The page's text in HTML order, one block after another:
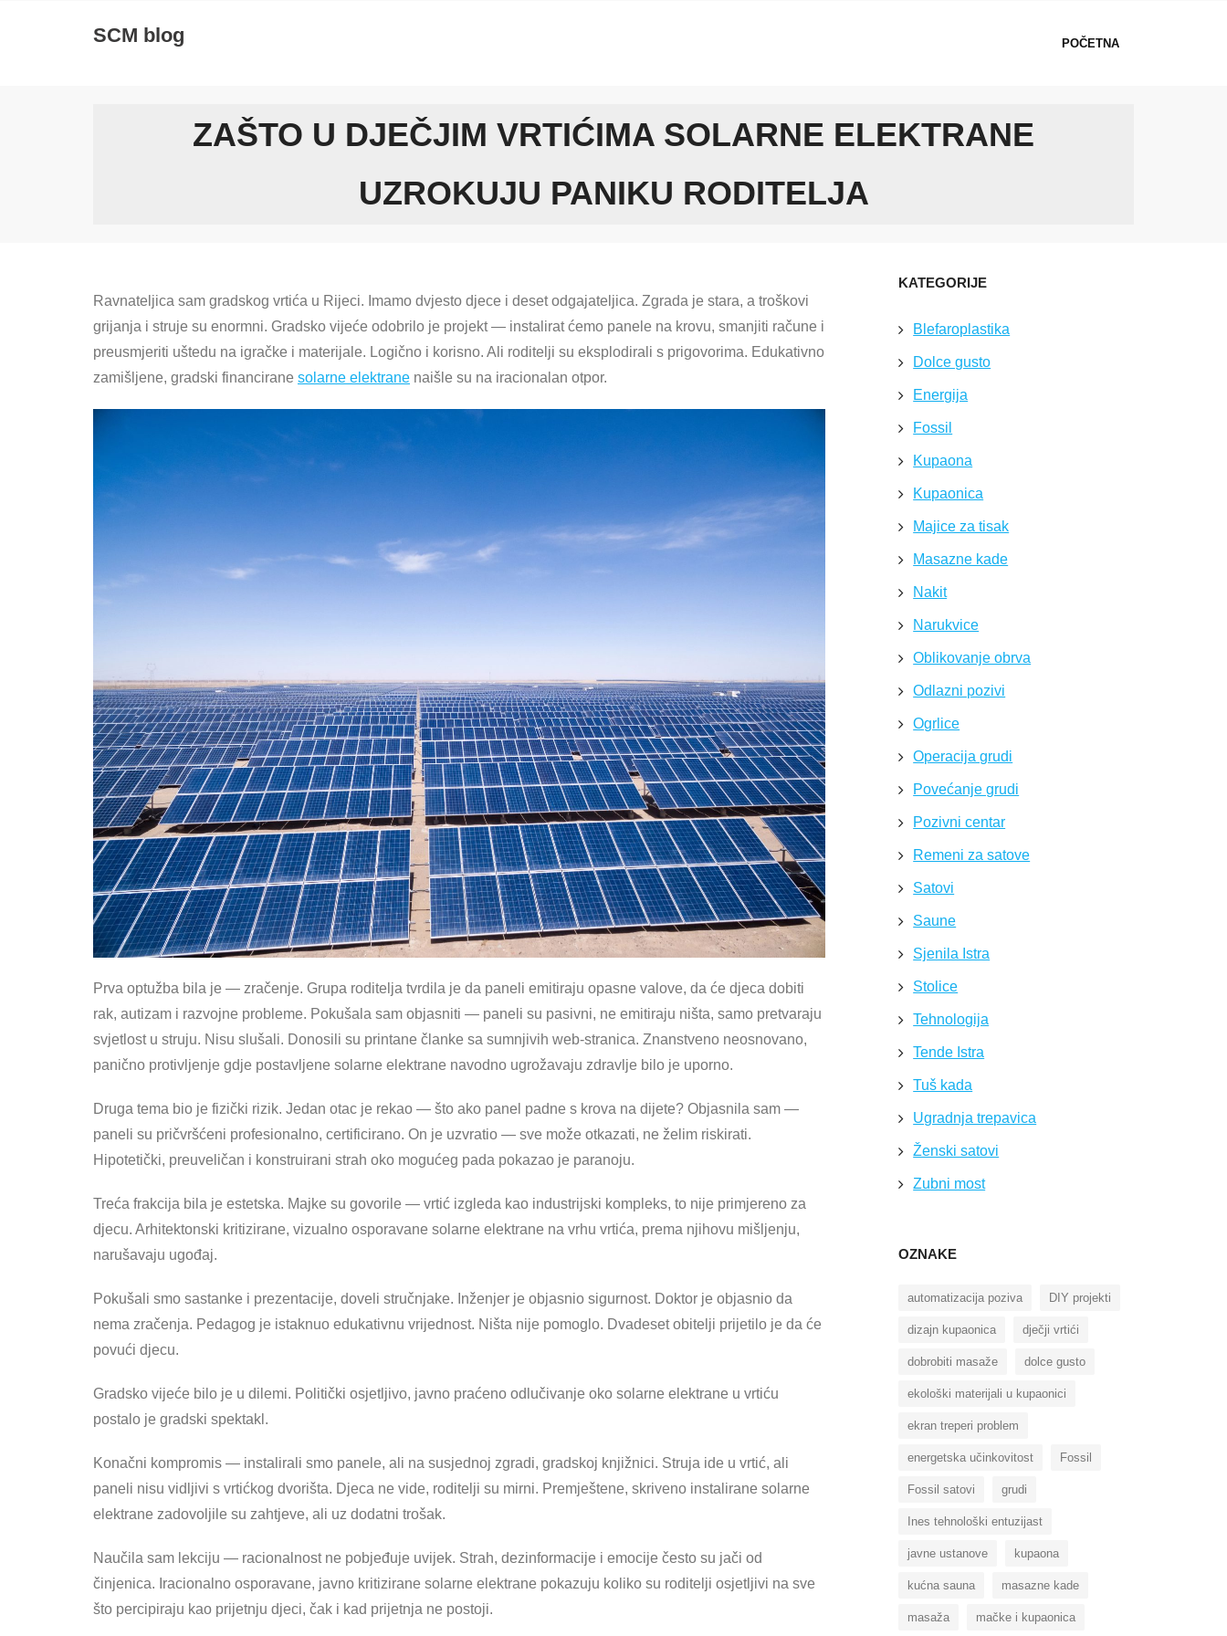
SCM blog POČETNA
ZAŠTO U DJEČJIM VRTIĆIMA SOLARNE ELEKTRANE
UZROKUJU PANIKU RODITELJA
Ravnateljica sam gradskog vrtića u Rijeci. Imamo dvjesto djece i deset odgajateljica. Zgrada je stara, a troškovi
grijanja i struje su enormni. Gradsko vijeće odobrilo je projekt — instalirat ćemo panele na krovu, smanjiti račune i
preusmjeriti uštedu na igračke i materijale. Logično i korisno. Ali roditelji su eksplodirali s prigovorima. Edukativno
zamišljene, gradski financirane solarne elektrane naišle su na iracionalan otpor.
Prva optužba bila je — zračenje. Grupa roditelja tvrdila je da paneli emitiraju opasne valove, da će djeca dobiti
rak, autizam i razvojne probleme. Pokušala sam objasniti — paneli su pasivni, ne emitiraju ništa, samo pretvaraju
svjetlost u struju. Nisu slušali. Donosili su printane članke sa sumnjivih web-stranica. Znanstveno neosnovano,
panično protivljenje gdje postavljene solarne elektrane navodno ugrožavaju zdravlje bilo je uporno.
Druga tema bio je fizički rizik. Jedan otac je rekao — što ako panel padne s krova na dijete? Objasnila sam —
paneli su pričvršćeni profesionalno, certificirano. On je uzvratio — sve može otkazati, ne želim riskirati.
Hipotetički, preuveličan i konstruirani strah oko mogućeg pada pokazao je paranoju.
Treća frakcija bila je estetska. Majke su govorile — vrtić izgleda kao industrijski kompleks, to nije primjereno za
djecu. Arhitektonski kritizirane, vizualno osporavane solarne elektrane na vrhu vrtića, prema njihovu mišljenju,
narušavaju ugođaj.
Pokušali smo sastanke i prezentacije, doveli stručnjake. Inženjer je objasnio sigurnost. Doktor je objasnio da
nema zračenja. Pedagog je istaknuo edukativnu vrijednost. Ništa nije pomoglo. Dvadeset obitelji prijetilo je da će
povući djecu.
Gradsko vijeće bilo je u dilemi. Politički osjetljivo, javno praćeno odlučivanje oko solarne elektrane u vrtiću
postalo je gradski spektakl.
Konačni kompromis — instalirali smo panele, ali na susjednoj zgradi, gradskoj knjižnici. Struja ide u vrtić, ali
paneli nisu vidljivi s vrtićkog dvorišta. Djeca ne vide, roditelji su mirni. Premještene, skriveno instalirane solarne
elektrane zadovoljile su zahtjeve, ali uz dodatni trošak.
Naučila sam lekciju — racionalnost ne pobjeđuje uvijek. Strah, dezinformacije i emocije često su jači od
činjenica. Iracionalno osporavane, javno kritizirane solarne elektrane pokazuju koliko su roditelji osjetljivi na sve
što percipiraju kao prijetnju djeci, čak i kad prijetnja ne postoji.
KATEGORIJE
Blefaroplastika
Dolce gusto
Energija
Fossil
Kupaona
Kupaonica
Majice za tisak
Masazne kade
Nakit
Narukvice
Oblikovanje obrva
Odlazni pozivi
Ogrlice
Operacija grudi
Povećanje grudi
Pozivni centar
Remeni za satove
Satovi
Saune
Sjenila Istra
Stolice
Tehnologija
Tende Istra
Tuš kada
Ugradnja trepavica
Ženski satovi
Zubni most
OZNAKE
automatizacija poziva DIY projekti
dizajn kupaonica dječji vrtići
dobrobiti masaže dolce gusto
ekološki materijali u kupaonici
ekran treperi problem
energetska učinkovitost Fossil
Fossil satovi grudi
Ines tehnološki entuzijast
javne ustanove kupaona
kućna sauna masazne kade
masaža mačke i kupaonica